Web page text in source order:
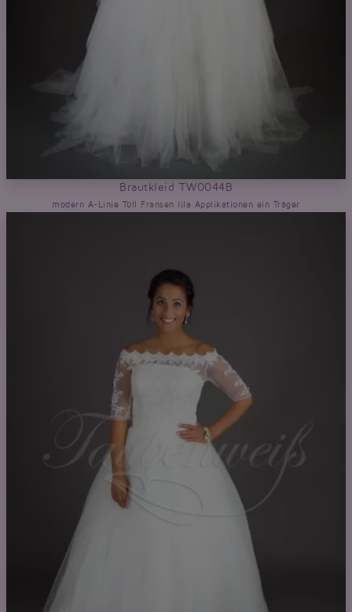
Brautkleid TW0044B
modern A-Linie Tüll Fransen lila Applikationen ein Träger